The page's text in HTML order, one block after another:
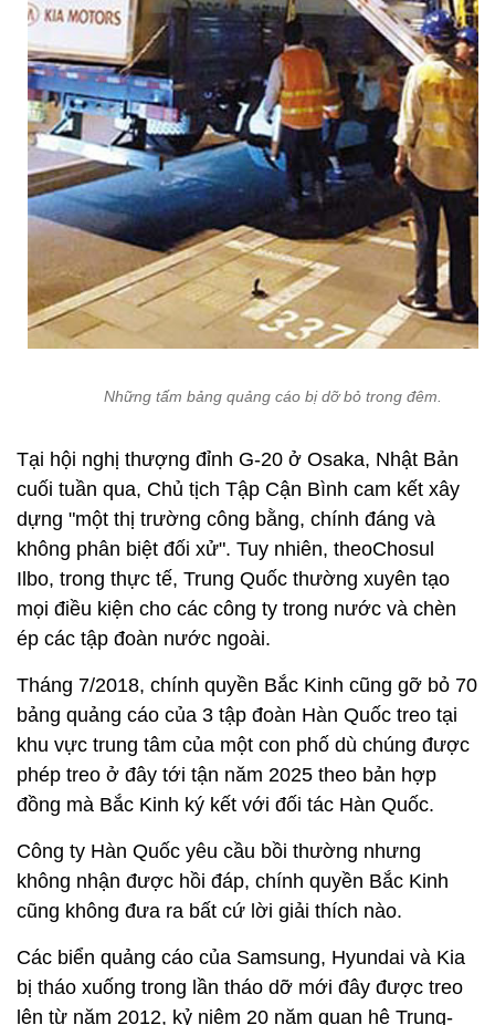
Những tấm bảng quảng cáo bị dỡ bỏ trong đêm.
Tại hội nghị thượng đỉnh G-20 ở Osaka, Nhật Bản
cuối tuần qua, Chủ tịch Tập Cận Bình cam kết xây
dựng "một thị trường công bằng, chính đáng và
không phân biệt đối xử". Tuy nhiên, theoChosul
Ilbo, trong thực tế, Trung Quốc thường xuyên tạo
mọi điều kiện cho các công ty trong nước và chèn
ép các tập đoàn nước ngoài.
Tháng 7/2018, chính quyền Bắc Kinh cũng gỡ bỏ 70
bảng quảng cáo của 3 tập đoàn Hàn Quốc treo tại
khu vực trung tâm của một con phố dù chúng được
phép treo ở đây tới tận năm 2025 theo bản hợp
đồng mà Bắc Kinh ký kết với đối tác Hàn Quốc.
Công ty Hàn Quốc yêu cầu bồi thường nhưng
không nhận được hồi đáp, chính quyền Bắc Kinh
cũng không đưa ra bất cứ lời giải thích nào.
Các biển quảng cáo của Samsung, Hyundai và Kia
bị tháo xuống trong lần tháo dỡ mới đây được treo
lên từ năm 2012, kỷ niệm 20 năm quan hệ Trung-